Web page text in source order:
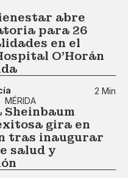
abre
para 26
en el
O’Horán
2 Min
MÉRIDA
Sheinbaum
gira en
tras inaugurar
salud y